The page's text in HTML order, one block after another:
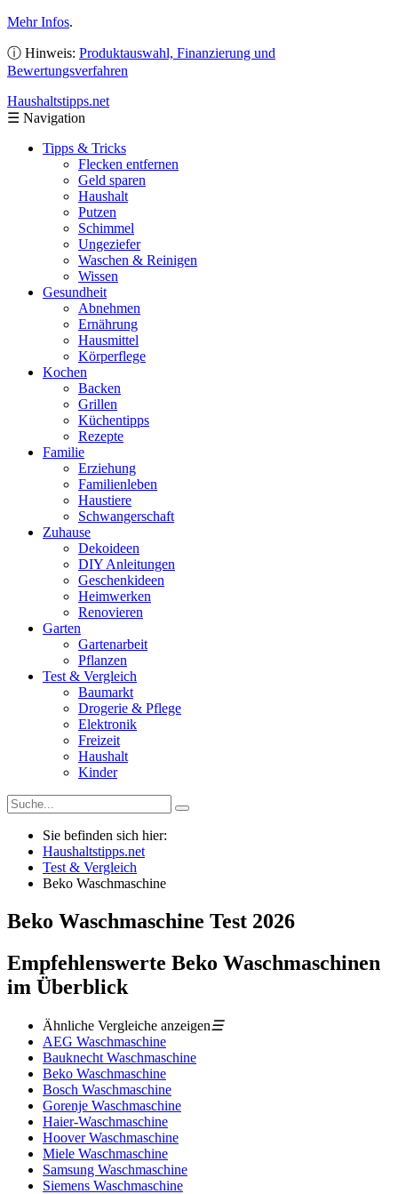
Mehr Infos.
ⓘ Hinweis: Produktauswahl, Finanzierung und
Bewertungsverfahren
Haushaltstipps.net
☰ Navigation
Tipps & Tricks
Flecken entfernen
Geld sparen
Haushalt
Putzen
Schimmel
Ungeziefer
Waschen & Reinigen
Wissen
Gesundheit
Abnehmen
Ernährung
Hausmittel
Körperflege
Kochen
Backen
Grillen
Küchentipps
Rezepte
Familie
Erziehung
Familienleben
Haustiere
Schwangerschaft
Zuhause
Dekoideen
DIY Anleitungen
Geschenkideen
Heimwerken
Renovieren
Garten
Gartenarbeit
Pflanzen
Test & Vergleich
Baumarkt
Drogerie & Pflege
Elektronik
Freizeit
Haushalt
Kinder
Sie befinden sich hier:
Haushaltstipps.net
Test & Vergleich
Beko Waschmaschine
Beko Waschmaschine Test 2026
Empfehlenswerte Beko Waschmaschinen
im Überblick
Ähnliche Vergleiche anzeigen☰
AEG Waschmaschine
Bauknecht Waschmaschine
Beko Waschmaschine
Bosch Waschmaschine
Gorenje Waschmaschine
Haier-Waschmaschine
Hoover Waschmaschine
Miele Waschmaschine
Samsung Waschmaschine
Siemens Waschmaschine